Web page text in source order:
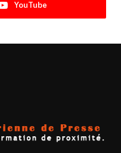
YouTube